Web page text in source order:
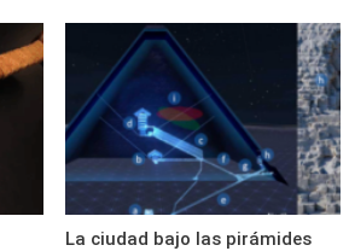
La ciudad bajo las pirámides